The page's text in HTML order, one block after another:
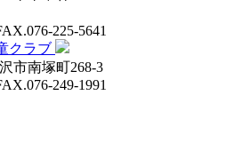
225-5641
クラブ
市南塚町268-3
249-1991